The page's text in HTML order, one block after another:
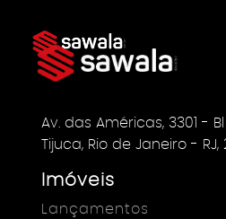
Av. das Américas, 3301 -
Tijuca, Rio de Janeiro - RJ,
Imóveis
Lançamentos